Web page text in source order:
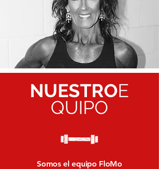
NUESTROE
QUIPO
Somos el equipo FloMo